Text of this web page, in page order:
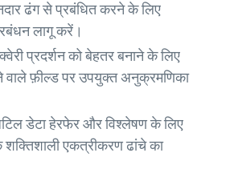
ढंग से प्रबंधित करने के लिए
लागू करें।
क्वेरी प्रदर्शन को बेहतर बनाने के लिए
फ़ील्ड पर उपयुक्त अनुक्रमणिका
डेटा हेरफेर और विश्लेषण के लिए
एकत्रीकरण ढांचे का